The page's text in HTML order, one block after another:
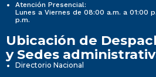
Atención Presencial:
Lunes a Viernes de 08:00 a.m. a 01:00
p.m.
Ubicación de
y Sedes
Directorio Nacional